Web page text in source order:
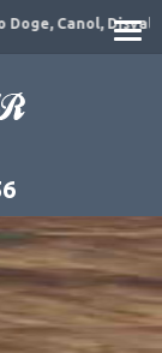
Rondo Doge,